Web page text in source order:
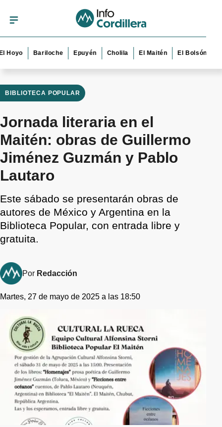
Bariloche Epuyén Cholila El Maitén El Bolsón Esquel
BIBLIOTECA POPULAR
Jornada literaria en el
Maitén: obras de Guillermo
Jiménez Guzmán y Pablo
Lautaro
Este sábado se presentarán obras de
autores de México y Argentina en la
Biblioteca Popular, con entrada libre y
gratuita.
Por Redacción
Martes, 27 de mayo de 2025 a las 18:50